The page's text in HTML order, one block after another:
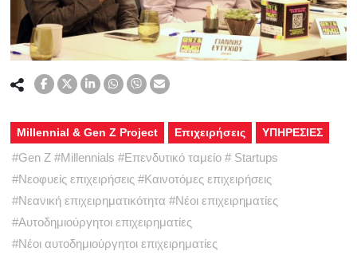
Millennial & Gen Z Project Επιχειρήσεις ΥΠΗΡΕΣΙΕΣ
#Gen Z #Millennials #Επενδυτικό ταμείο # Startups
#Νεοφυείς επιχειρήσεις #Καινοτόμες επιχειρήσεις
#Νεανική επιχειρηματικότητα #Νέοι επιχειρηματίες
#Αυτοδημιούργητοι επιχειρηματίες
#Νέοι αυτοδημιούργητοι επιχειρηματίες